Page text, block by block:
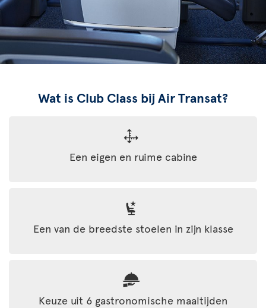
Wat is Club Class bij Air Transat?
Een eigen en ruime cabine
Een van de breedste stoelen in zijn klasse
Keuze uit 6 gastronomische maaltijden